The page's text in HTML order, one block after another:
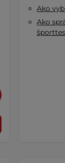
Ako
Ako